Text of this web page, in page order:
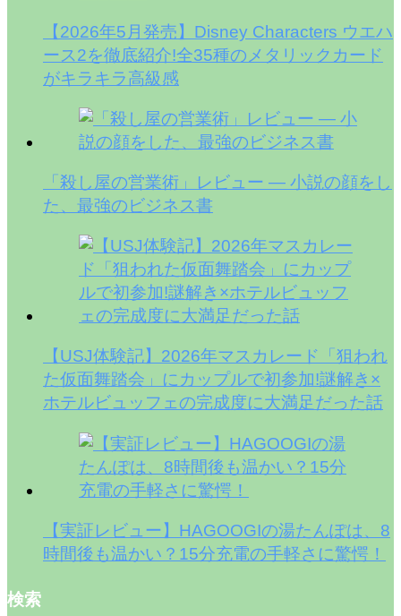
【2026年5月発売】Disney Characters ウエハ
ース2を徹底紹介!全35種のメタリックカード
がキラキラ高級感
「殺し屋の営業術」レビュー — 小説の顔をし
た、最強のビジネス書
【USJ体験記】2026年マスカレード「狙われ
た仮面舞踏会」にカップルで初参加!謎解き×
ホテルビュッフェの完成度に大満足だった話
【実証レビュー】HAGOOGIの湯たんぽは、8
時間後も温かい？15分充電の手軽さに驚愕！
検索